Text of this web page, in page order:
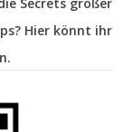
Hier könnt ihr